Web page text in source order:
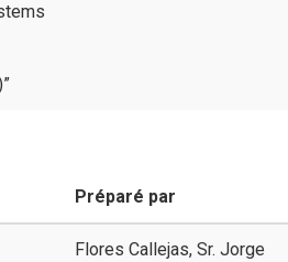
Préparé par
Flores Callejas, Sr. Jorge